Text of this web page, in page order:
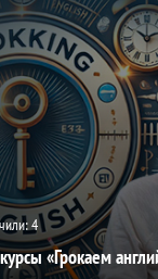
4
«Грокаем